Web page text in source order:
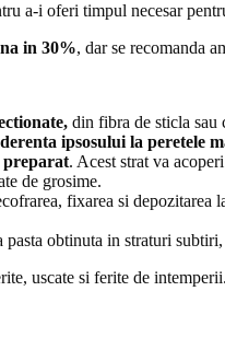
a-i oferi timpul necesar
in 30%, dar se recomanda
din fibra de sticla sau
ipsosului la peretele
preparat. Acest strat va
de grosime.
fixarea si depozitarea
obtinuta in straturi
uscate si ferite de